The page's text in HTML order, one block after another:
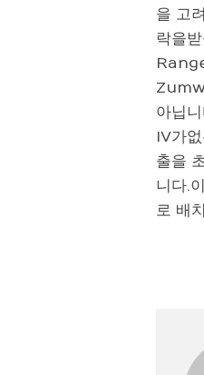
을 고
락을
아닙
IV가
출을
니다.
로 배